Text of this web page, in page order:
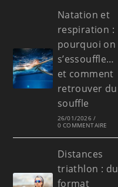
Natation et
respiration :
pourquoi on
s’essouffle…
et comment
retrouver du
souffle
26/01/2026 /
0 COMMENTAIRE
Distances
triathlon : du
format